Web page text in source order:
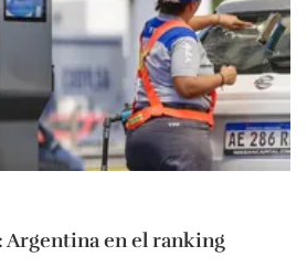
Argentina en el ranking